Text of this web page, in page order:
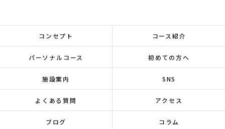
コンセプト コース紹介
パーソナルコース 初めての方へ
施設案内 SNS
よくある質問 アクセス
ブログ コラム